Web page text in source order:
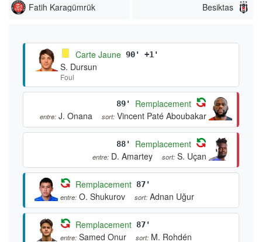
Fatih Karagümrük Besiktas
Carte Jaune 90' +1'
S. Dursun
Foul
89' Remplacement
entre: J. Onana sort: Vincent Paté Aboubakar
88' Remplacement
entre: D. Amartey sort: S. Uçan
Remplacement 87'
entre: O. Shukurov sort: Adnan Uğur
Remplacement 87'
entre: Samed Onur sort: M. Rohdén